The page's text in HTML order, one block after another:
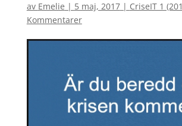
av Emelie | 5 maj, 2017| CriseIT 1
Kommentarer